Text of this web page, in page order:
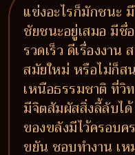
แข่งอะไรก็มักชนะ
ชัยชนะอยู่เสมอ มีชื่
รวดเร็ว ดีเรื่องงาน
สมัยใหม่ หรือไม่ก็ส
เหนือธรรมชาติ ที่วิ
มีจิตสัมผัสสิ่งลี้ลับไ
ของขลังมีไว้ครอบค
ขยัน ชอบทำงาน เ